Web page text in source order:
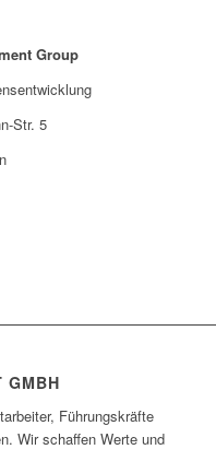
Group
Str. 5
GMBH
Führungskräfte
Wir schaffen Werte und